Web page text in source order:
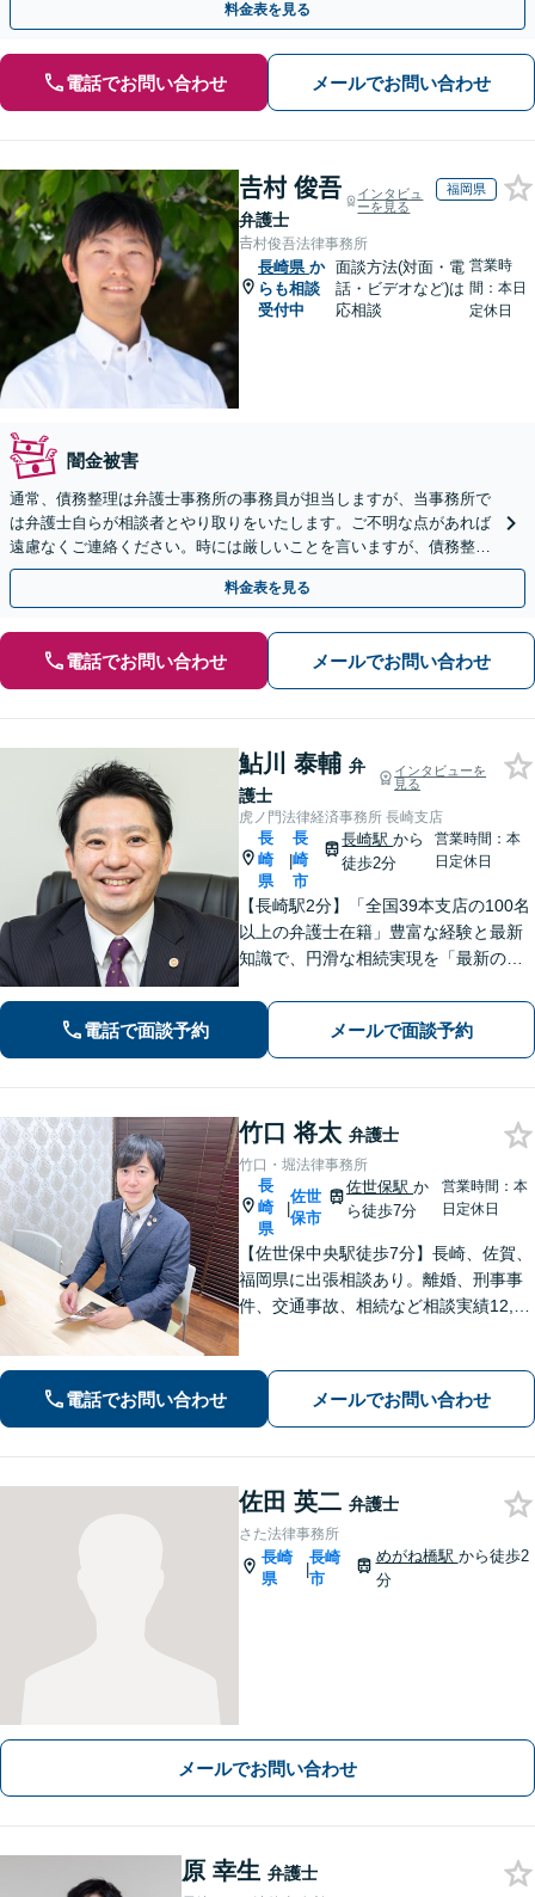
料金表を見る
電話でお問い合わせ メールでお問い合わせ
𠮷村 俊吾
弁護士
インタビュ
ーを見る
福岡県
𠮷村俊吾法律事務所
長崎県 か
らも相談
受付中
面談方法(対面・電
話・ビデオなど)は
応相談
営業時
間：本日
定休日
闇金被害
通常、債務整理は弁護士事務所の事務員が担当しますが、当事務所で
は弁護士自らが相談者とやり取りをいたします。ご不明な点があれば
遠慮なくご連絡ください。時には厳しいことを言いますが、債務整理
には相談者様のご協力が必要不可欠です。
料金表を見る
電話でお問い合わせ メールでお問い合わせ
鮎川 泰輔 弁
護士
インタビューを
見る
虎ノ門法律経済事務所 長崎支店
長
崎
県
|
長
崎
市
長崎駅から
徒歩2分
営業時間：本
日定休日
【長崎駅2分】「全国39本支店の100名
以上の弁護士在籍」豊富な経験と最新
知識で、円滑な相続実現を「最新の法
交渉して賠償金アップに努めます。後
遺障害等級認定を一からサポート【夜
間・休日面談可】
電話で面談予約 メールで面談予約
竹口 将太 弁護士
竹口・堀法律事務所
長
崎
県
|
佐世
保市
佐世保駅か
ら徒歩7分
営業時間：本
日定休日
【佐世保中央駅徒歩7分】長崎、佐賀、
福岡県に出張相談あり。離婚、刑事事
件、交通事故、相続など相談実績12,00
談ください。
電話でお問い合わせ メールでお問い合わせ
佐田 英二 弁護士
さた法律事務所
長崎
県
|
長崎
市
めがね橋駅 から徒歩2
分
メールでお問い合わせ
原 幸生 弁護士